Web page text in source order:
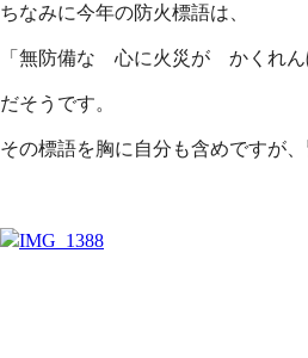
ちなみに今年の防火標語は、
「無防備な 心に火災が かくれん
だそうです。
その標語を胸に自分も含めですが